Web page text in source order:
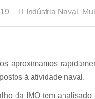
Indústria Naval ,
aproximamos
à atividade naval.
da IMO tem